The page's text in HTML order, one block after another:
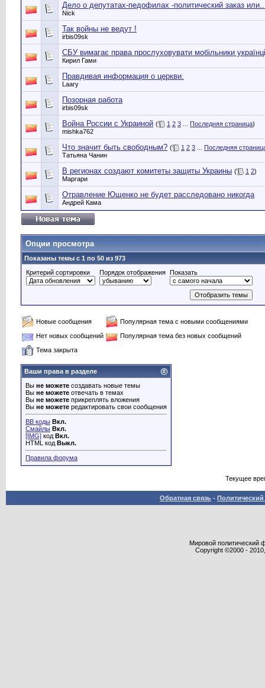
Дело о депутатах-педофилах -политический заказ
Nick
Так войны не ведут !
irbis09sk
СБУ вимагає права прослуховувати мобільники
Кирил Гами
Правдивая информация о церкви.
Laary
Позорная работа
irbis09sk
Война России с Украиной ( 1 2 3 Последняя страница)
mishka762
Что значит быть свободным? ( 1 2 3
Последняя
Татьяна Чанин
В регионах создают комитеты защиты Украины ( 1 2)
Маргари
Отравление Ющенко не будет расследовано никогда
Андрей Кама
Опции просмотра
Показаны темы с 1 по 50 из 973
Критерий сортировки
Порядок отображения Показать
Новые сообщения
Популярная тема с новыми сообщениями
Нет новых сообщений
Популярная тема без новых сообщений
Тема закрыта
Ваши права в разделе
Вы не можете создавать новые темы
Вы не можете отвечать в темах
Вы не можете прикреплять вложения
Вы не можете редактировать свои сообщения
BB коды Вкл.
Смайлы Вкл.
[IMG] код Вкл.
HTML код Выкл.
Правила форума
Текущее
Обратная связь -
Мировой политический
Copyright ©2000 -